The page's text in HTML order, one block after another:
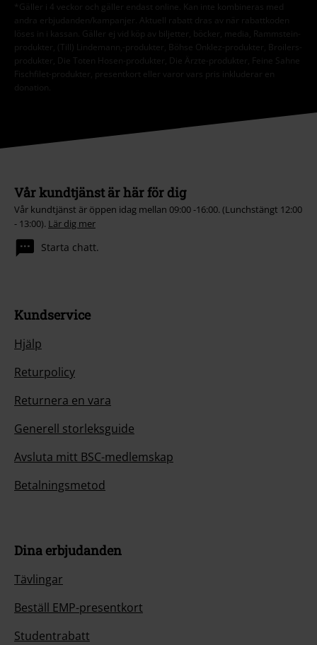
*Gäller i 4 veckor och gäller endast online. Kan inte kombineras med
andra erbjudanden/kampanjer. Aktuell rabatt dras av när rabattkoden
löses in i kassan. Gäller ej vid köp av biljetter, böcker, media, Rammstein-
produkter, (Till) Lindemann,-produkter, Böhse Onklez-produkter, Broilers-
produkter, Die Toten Hosen-produkter, Die Ärzte-produkter, Feine Sahne
Fischfilet-produkter, presentkort eller varor vars pris inkluderar en
donation.
Vår kundtjänst är här för dig
Vår kundtjänst är öppen idag mellan 09:00 -16:00. (Lunchstängt 12:00
- 13:00). Lär dig mer
Starta chatt.
Kundservice
Hjälp
Returpolicy
Returnera en vara
Generell storleksguide
Avsluta mitt BSC-medlemskap
Betalningsmetod
Dina erbjudanden
Tävlingar
Beställ EMP-presentkort
Studentrabatt